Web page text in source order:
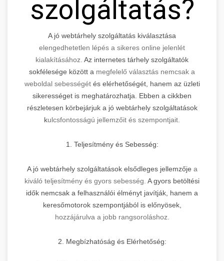
szolgáltatás?
A jó webtárhely szolgáltatás kiválasztása
elengedhetetlen lépés a sikeres online jelenlét
kialakításához. Az internetes tárhely szolgáltatók
sokfélesége között a megfelelő választás nemcsak a
weboldal sebességétés elérhetőségét, hanem az üzleti
sikerességet is meghatározhatja. Ebben a cikkben
részletesen körbejárjuk a jó webtárhely szolgáltatások
kulcsfontosságú jellemzőit és szempontjait.
1. Teljesítmény és Sebesség:
A jó webtárhely szolgáltatások elsődleges jellemzője a
kiváló teljesítmény és gyors sebesség. A gyors betöltési
idők nemcsak a felhasználói élményt javítják, hanem a
keresőmotorok szempontjából is előnyösek,
hozzájárulva a jobb rangsoroláshoz.
2. Megbízhatóság és Elérhetőség: